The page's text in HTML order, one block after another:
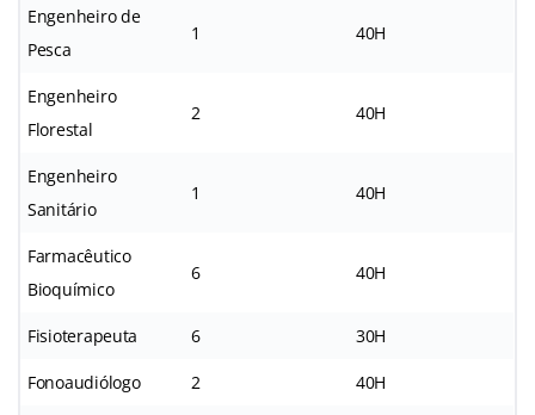
Engenheiro de
Pesca
1 40H
Engenheiro
Florestal
2 40H
Engenheiro
Sanitário
1 40H
Farmacêutico
Bioquímico
6 40H
Fisioterapeuta 6 30H
Fonoaudiólogo 2 40H